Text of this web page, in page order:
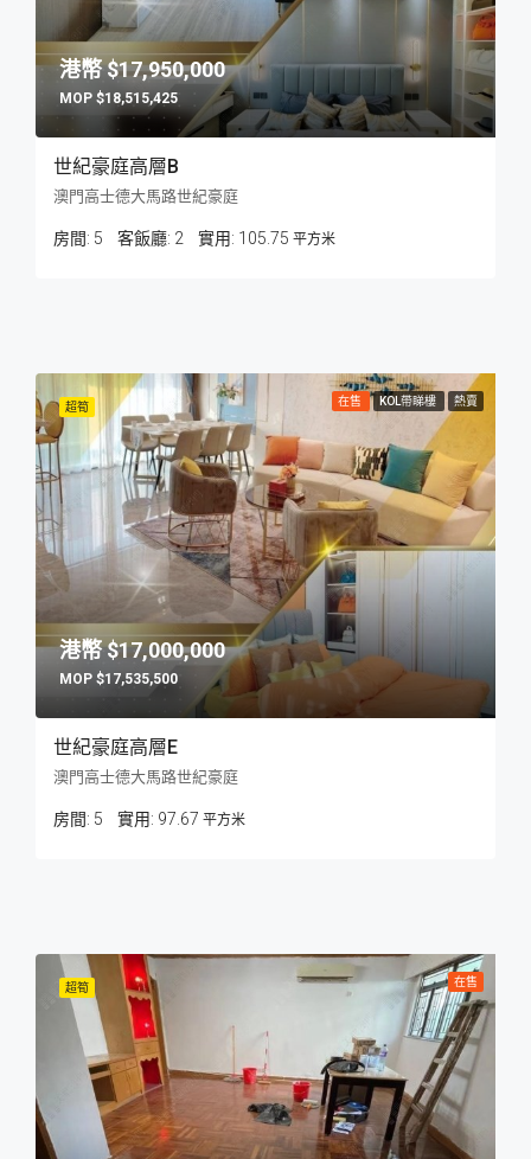
$17,950,000
$18,515,425
世紀豪庭高層B
澳門高士德大馬路世紀豪庭
房間: 5 客飯廳: 2 105.75 平方米
超筍 在售 KOL帶睇樓 熱賣
$17,000,000
$17,535,500
世紀豪庭高層E
澳門高士德大馬路世紀豪庭
房間: 5 97.67 平方米
超筍 在售